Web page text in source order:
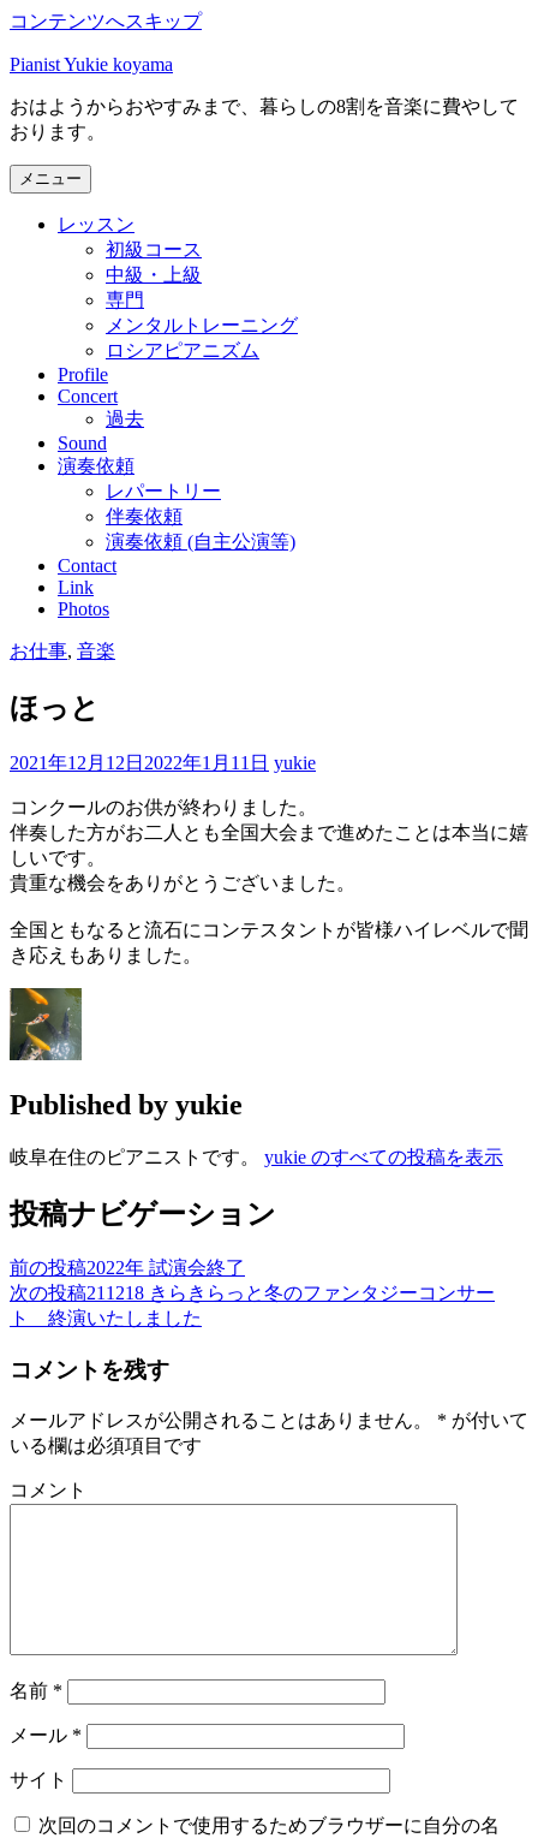
コンテンツへスキップ
Pianist Yukie koyama
おはようからおやすみまで、暮らしの8割を音楽に費やして
おります。
メニュー
レッスン
初級コース
中級・上級
専門
メンタルトレーニング
ロシアピアニズム
Profile
Concert
過去
Sound
演奏依頼
レパートリー
伴奏依頼
演奏依頼 (自主公演等)
Contact
Link
Photos
お仕事, 音楽
ほっと
2021年12月12日 2022年1月11日 yukie
コンクールのお供が終わりました。
伴奏した方がお二人とも全国大会まで進めたことは本当に嬉
しいです。
貴重な機会をありがとうございました。
全国ともなると流石にコンテスタントが皆様ハイレベルで聞
き応えもありました。
Published by yukie
岐阜在住のピアニストです。 yukie のすべての投稿を表示
投稿ナビゲーション
前の投稿2022年 試演会終了
次の投稿211218 きらきらっと冬のファンタジーコンサー
ト 終演いたしました
コメントを残す
メールアドレスが公開されることはありません。 * が付いて
いる欄は必須項目です
コメント
名前 *
メール *
サイト
次回のコメントで使用するためブラウザーに自分の名